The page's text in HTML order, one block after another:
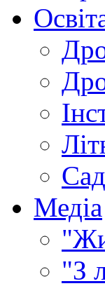
Медіа
"З